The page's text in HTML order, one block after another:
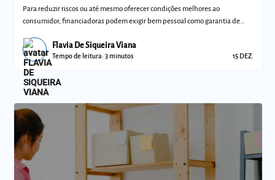
Para reduzir riscos ou até mesmo oferecer condições melhores ao
consumidor, financiadoras podem exigir bem pessoal como garantia de
Flavia De Siqueira Viana
Tempo de leitura: 3 minutos 15 DEZ.